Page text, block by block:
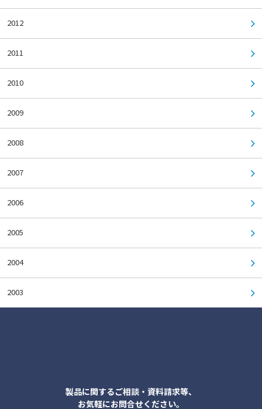
2012
2011
2010
2009
2008
2007
2006
2005
2004
2003
製品に関するご相談・資料請求等、
お気軽にお問合せください。